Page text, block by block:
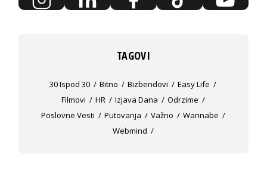
TAGOVI
30 Ispod 30 Bitno Bizbendovi
Easy Life
Filmovi
HR Izjava Dana
Odrzime
Poslovne Vesti
Putovanja Važno
Wannabe
Webmind